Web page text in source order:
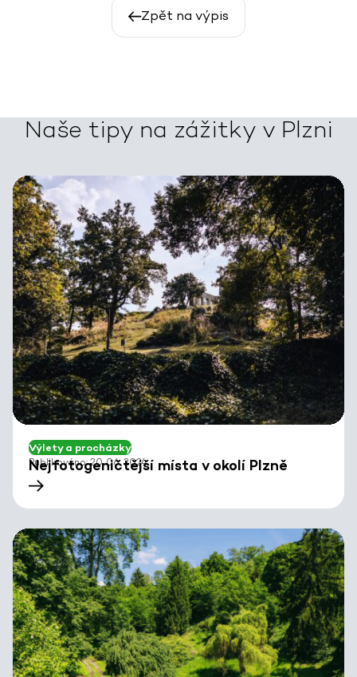
Zpět na výpis
Naše tipy na zážitky v Plzni
Výlety a procházky
Publikováno: 20. 06. 2024
Nejfotogeničtější místa v okolí Plzně